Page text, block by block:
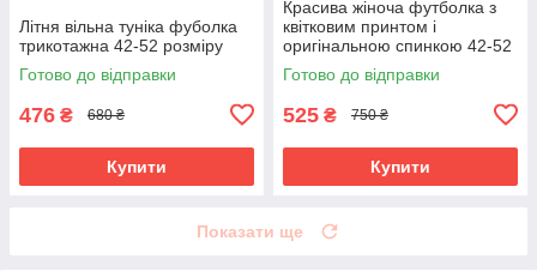
Літня вільна туніка фуболка
трикотажна 42-52 розміру
Готово до відправки
476 ₴ 680 ₴
Купити
Красива жіноча футболка з
квітковим принтом і
оригінальною спинкою 42-52
розміри
Готово до відправки
525 ₴ 750 ₴
Купити
Показати ще